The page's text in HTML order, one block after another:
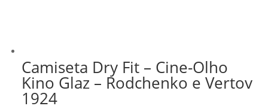
Camiseta Dry Fit – Cine-Olho
Kino Glaz – Rodchenko e Vertov
1924